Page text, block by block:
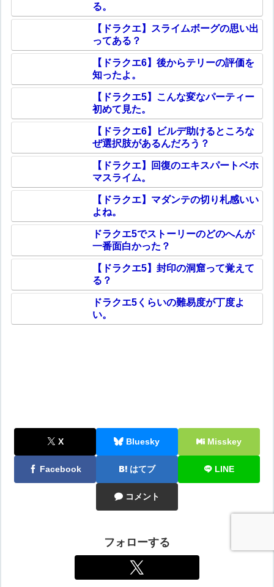
る。
【ドラクエ】スライムボーグの思い出
ってある？
【ドラクエ6】後からテリーの評価を
知ったよ。
【ドラクエ5】こんな変なパーティー
初めて見た。
【ドラクエ6】ビルデ助けるところな
ぜ選択肢があるんだろう？
【ドラクエ】回復のエキスパートベホ
マスライム。
【ドラクエ】マダンテの切り札感いい
よね。
ドラクエ5でストーリーのどのへんが
一番面白かった？
【ドラクエ5】封印の洞窟って覚えて
る？
ドラクエ5くらいの難易度が丁度よ
い。
X Bluesky Misskey
Facebook はてブ LINE
コメント
フォローする